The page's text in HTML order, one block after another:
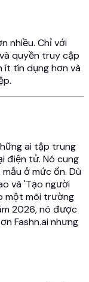
nhiều. Chỉ với
quyền truy cập
ít tín dụng hơn và
ai tập trung
điện tử. Nó cung
ở mức ổn. Dù
và 'Tạo người
một môi trường
2026, nó được
Fashn.ai nhưng